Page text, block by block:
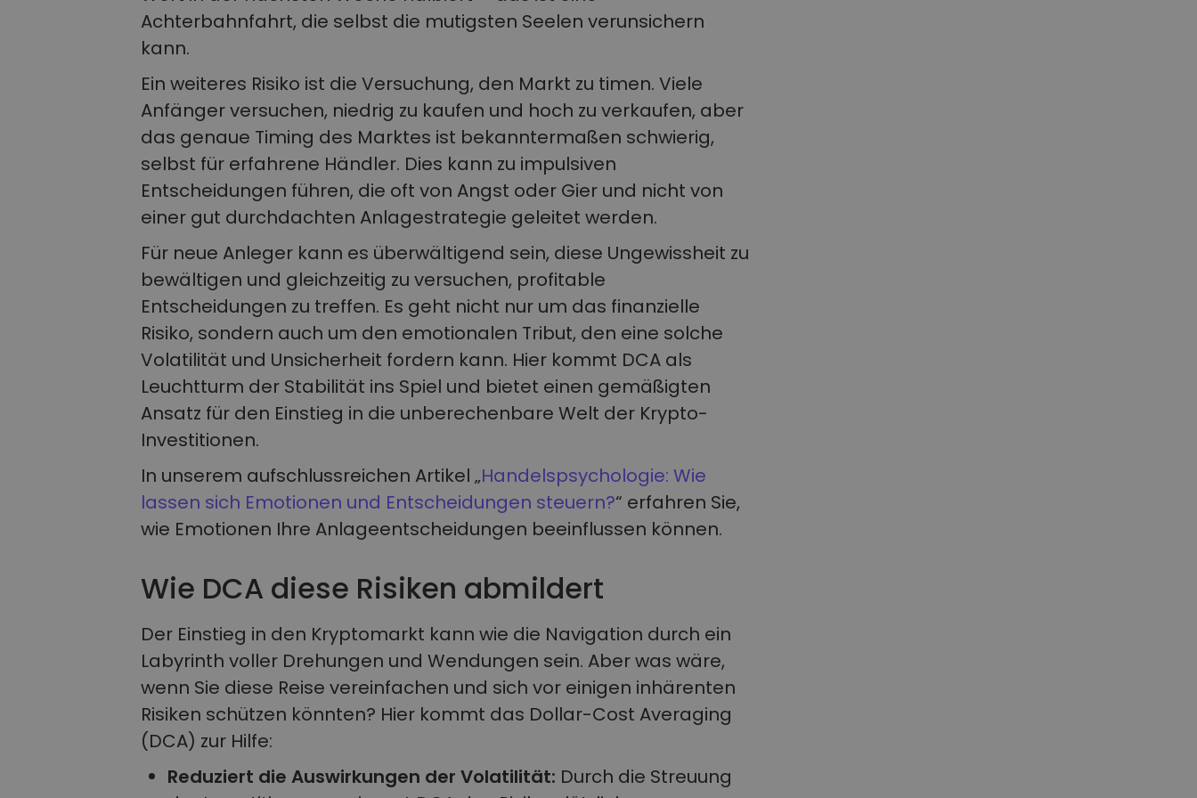
Achterbahnfahrt, die selbst die mutigsten Seelen verunsichern
kann.
Ein weiteres Risiko ist die Versuchung, den Markt zu timen. Viele
Anfänger versuchen, niedrig zu kaufen und hoch zu verkaufen, aber
das genaue Timing des Marktes ist bekanntermaßen schwierig,
selbst für erfahrene Händler. Dies kann zu impulsiven
Entscheidungen führen, die oft von Angst oder Gier und nicht von
einer gut durchdachten Anlagestrategie geleitet werden.
Für neue Anleger kann es überwältigend sein, diese Ungewissheit zu
bewältigen und gleichzeitig zu versuchen, profitable
Entscheidungen zu treffen. Es geht nicht nur um das finanzielle
Risiko, sondern auch um den emotionalen Tribut, den eine solche
Volatilität und Unsicherheit fordern kann. Hier kommt DCA als
Leuchtturm der Stabilität ins Spiel und bietet einen gemäßigten
Ansatz für den Einstieg in die unberechenbare Welt der Krypto-
Investitionen.
In unserem aufschlussreichen Artikel „Handelspsychologie: Wie
lassen sich Emotionen und Entscheidungen steuern?“ erfahren Sie,
wie Emotionen Ihre Anlageentscheidungen beeinflussen können.
Wie DCA diese Risiken abmildert
Der Einstieg in den Kryptomarkt kann wie die Navigation durch ein
Labyrinth voller Drehungen und Wendungen sein. Aber was wäre,
wenn Sie diese Reise vereinfachen und sich vor einigen inhärenten
Risiken schützen könnten? Hier kommt das Dollar-Cost Averaging
(DCA) zur Hilfe:
Reduziert die Auswirkungen der Volatilität: Durch die Streuung